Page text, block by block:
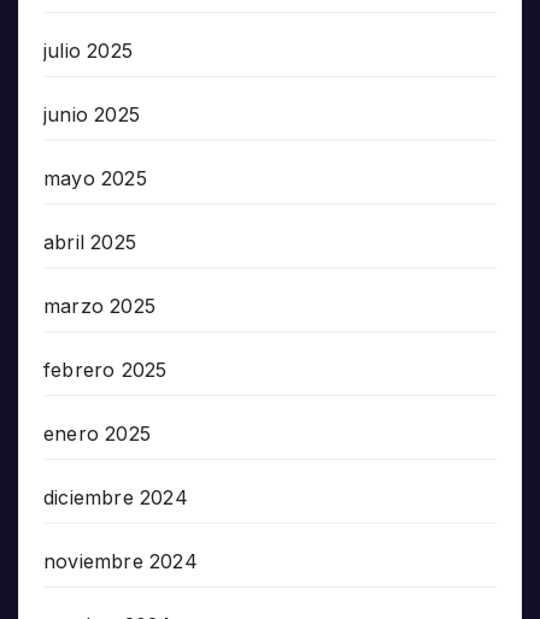
julio 2025
junio 2025
mayo 2025
abril 2025
marzo 2025
febrero 2025
enero 2025
diciembre 2024
noviembre 2024